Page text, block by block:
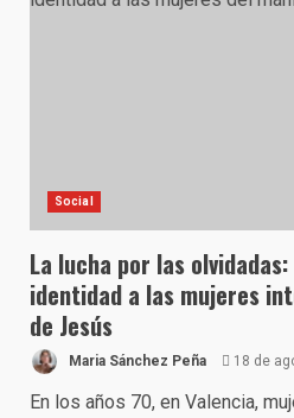
Social
La lucha por las
identidad a las mujeres
de Jesús
Maria Sánchez Peña 18 de
En los años 70, en Valencia,